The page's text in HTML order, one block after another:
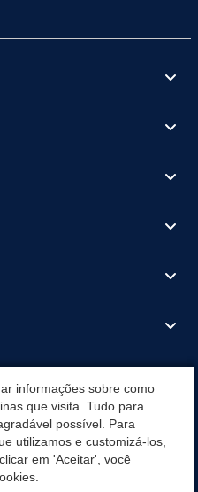
RECEITA MUNICIPAL
informações sobre como
que visita. Tudo para
possível. Para
utilizamos e customizá-los,
em 'Aceitar', você